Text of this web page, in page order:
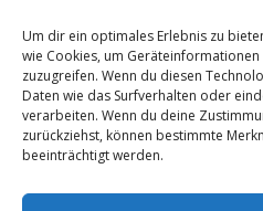
Um dir ein optimales Erlebnis zu
wie Cookies, um
zuzugreifen. Wenn du diesen
Daten wie das Surfverhalten oder
verarbeiten. Wenn du deine
zurückziehst, können bestimmte
beeinträchtigt werden.
Remscheid Reinshagen
Remscheid
Remscheid
Remscheid Hasten
Remscheid Lennep